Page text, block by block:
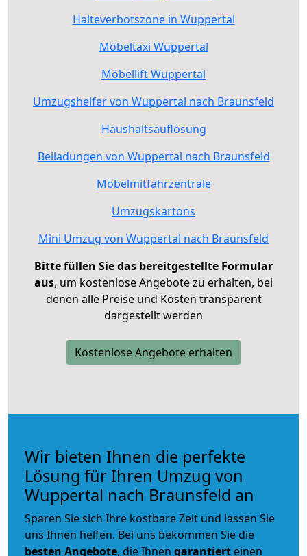
Halteverbotszone in Wuppertal
Möbeltaxi Wuppertal
Möbellift Wuppertal
Umzugshelfer von Wuppertal nach Braunsfeld
Haushaltsauflösung
Beiladungen von Wuppertal nach Braunsfeld
Möbelmitfahrzentrale
Umzugskartons
Mini Umzug von Wuppertal nach Braunsfeld
Bitte füllen Sie das bereitgestellte Formular
aus, um kostenlose Angebote zu erhalten, bei
denen alle Preise und Kosten transparent
dargestellt werden
Kostenlose Angebote erhalten
Wir bieten Ihnen die perfekte
Lösung für Ihren Umzug von
Wuppertal nach Braunsfeld an
Sparen Sie sich Ihre kostbare Zeit und lassen Sie
uns Ihnen helfen. Bei uns bekommen Sie die
besten Angebote, die Ihnen garantiert einen